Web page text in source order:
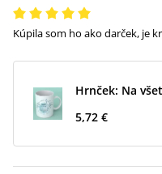
Hrnček: Na
5,72 €
Kúpila som ho ako darček, je